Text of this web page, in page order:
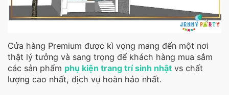
Cửa hàng Premium được kì vọng mang đến một nơi
thật lý tưởng và sang trọng để khách hàng mua sắm
các sản phẩm phụ kiện trang trí sinh nhật vs chất
lượng cao nhất, dịch vụ hoàn hảo nhất.